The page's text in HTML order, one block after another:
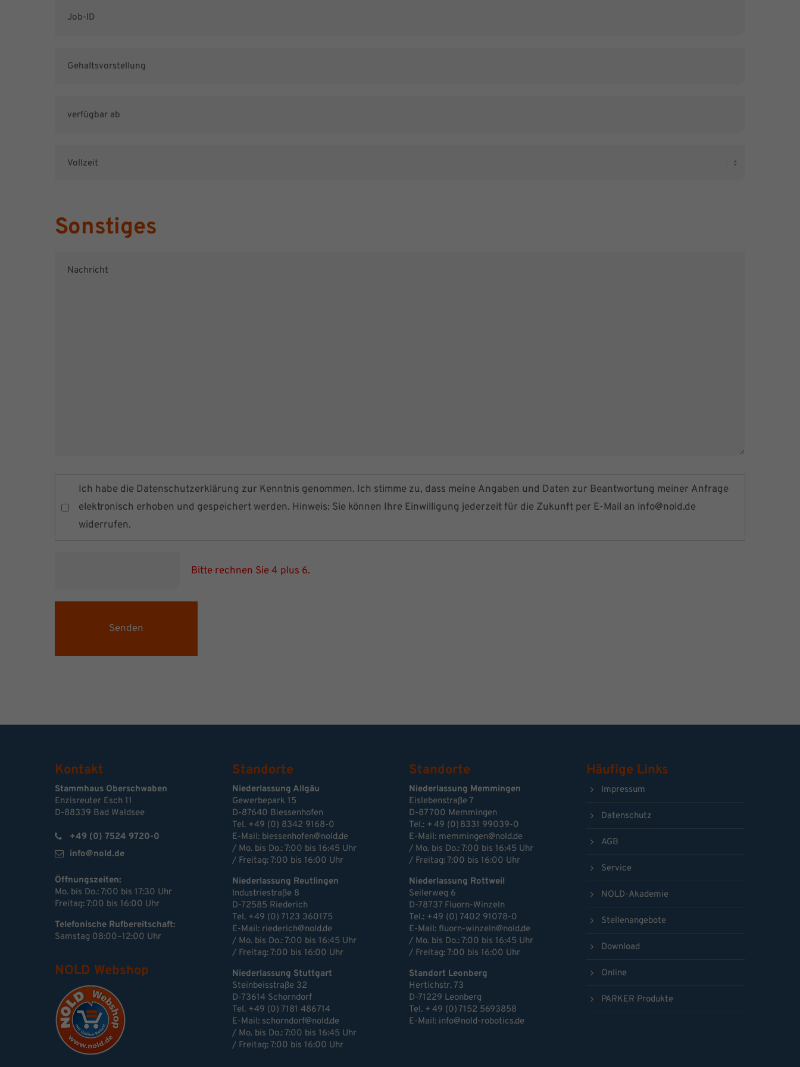
Sonstiges
Ich habe die Datenschutzerklärung zur Kenntnis genommen. Ich stimme zu, dass meine Angaben und Daten zur Beantwortung meiner Anfrage
elektronisch erhoben und gespeichert werden. Hinweis: Sie können Ihre Einwilligung jederzeit für die Zukunft per E-Mail an info@nold.de
widerrufen.
Bitte rechnen Sie 4 plus 6.
Senden
Kontakt
Stammhaus Oberschwaben
Enzisreuter Esch 11
D-88339 Bad Waldsee
+49 (0) 7524 9720-0
info@nold.de
Öffnungszeiten:
Mo. bis Do.: 7:00 bis 17:30 Uhr
Freitag: 7:00 bis 16:00 Uhr
Telefonische Rufbereitschaft:
Samstag 08:00–12:00 Uhr
NOLD Webshop
Standorte
Niederlassung Allgäu
Gewerbepark 15
D-87640 Biessenhofen
Tel. +49 (0) 8342 9168-0
E-Mail: biessenhofen@nold.de
/ Mo. bis Do.: 7:00 bis 16:45 Uhr
/ Freitag: 7:00 bis 16:00 Uhr
Niederlassung Reutlingen
Industriestraße 8
D-72585 Riederich
Tel. +49 (0) 7123 360175
E-Mail: riederich@nold.de
/ Mo. bis Do.: 7:00 bis 16:45 Uhr
/ Freitag: 7:00 bis 16:00 Uhr
Niederlassung Stuttgart
Steinbeisstraße 32
D-73614 Schorndorf
Tel. +49 (0) 7181 486714
E-Mail: schorndorf@nold.de
/ Mo. bis Do.: 7:00 bis 16:45 Uhr
/ Freitag: 7:00 bis 16:00 Uhr
Standorte
Niederlassung Memmingen
Eislebenstraße 7
D-87700 Memmingen
Tel.: + 49 (0) 8331 99039-0
E-Mail: memmingen@nold.de
/ Mo. bis Do.: 7:00 bis 16:45 Uhr
/ Freitag: 7:00 bis 16:00 Uhr
Niederlassung Rottweil
Seilerweg 6
D-78737 Fluorn-Winzeln
Tel.: +49 (0) 7402 91078-0
E-Mail: fluorn-winzeln@nold.de
/ Mo. bis Do.: 7:00 bis 16:45 Uhr
/ Freitag: 7:00 bis 16:00 Uhr
Standort Leonberg
Hertichstr. 73
D-71229 Leonberg
Tel. + 49 (0) 7152 5693858
E-Mail: info@nold-robotics.de
Häufige Links
Impressum
Datenschutz
AGB
Service
NOLD-Akademie
Stellenangebote
Download
Online
PARKER Produkte